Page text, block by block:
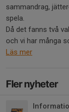
sammandrag,
spela.
Då det fanns två
och vi har många
Läs mer
Fler nyheter